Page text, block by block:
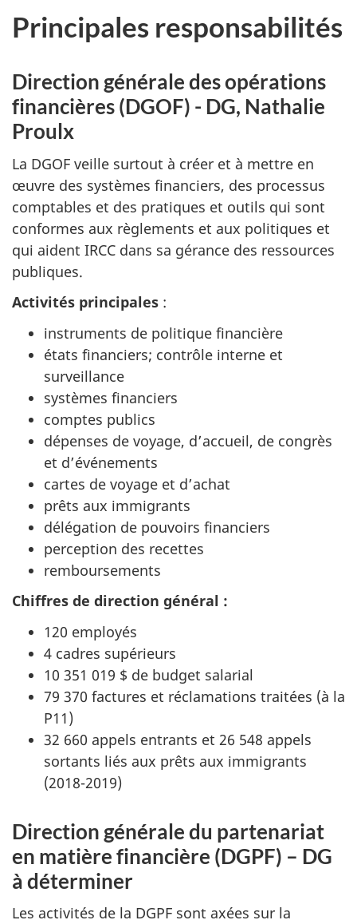
Principales responsabilités
Direction générale des opérations
financières (DGOF) - DG, Nathalie
Proulx
La DGOF veille surtout à créer et à mettre en
œuvre des systèmes financiers, des processus
comptables et des pratiques et outils qui sont
conformes aux règlements et aux politiques et
qui aident IRCC dans sa gérance des ressources
publiques.
Activités principales :
instruments de politique financière
états financiers; contrôle interne et
surveillance
systèmes financiers
comptes publics
dépenses de voyage, d’accueil, de congrès
et d’événements
cartes de voyage et d’achat
prêts aux immigrants
délégation de pouvoirs financiers
perception des recettes
remboursements
Chiffres de direction général :
120 employés
4 cadres supérieurs
10 351 019 $ de budget salarial
79 370 factures et réclamations traitées (à la
P11)
32 660 appels entrants et 26 548 appels
sortants liés aux prêts aux immigrants
(2018-2019)
Direction générale du partenariat
en matière financière (DGPF) – DG
à déterminer
Les activités de la DGPF sont axées sur la